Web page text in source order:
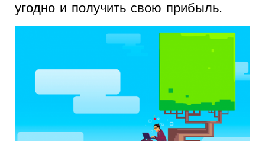
угодно и получить свою прибыль.